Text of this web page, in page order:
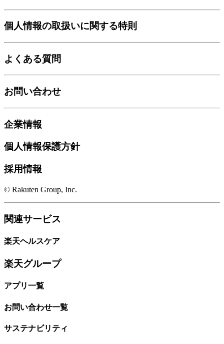
個人情報の取扱いに関する特則
よくある質問
お問い合わせ
企業情報
個人情報保護方針
採用情報
© Rakuten Group, Inc.
関連サービス
楽天ヘルスケア
楽天グループ
アプリ一覧
お問い合わせ一覧
サステナビリティ